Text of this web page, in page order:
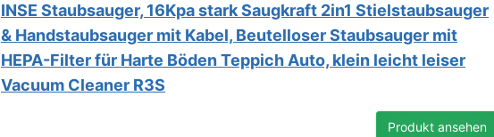
INSE Staubsauger, 16Kpa stark Saugkraft 2in1 Stielstaubsauger
& Handstaubsauger mit Kabel, Beutelloser Staubsauger mit
HEPA-Filter für Harte Böden Teppich Auto, klein leicht leiser
Vacuum Cleaner R3S
Produkt ansehen